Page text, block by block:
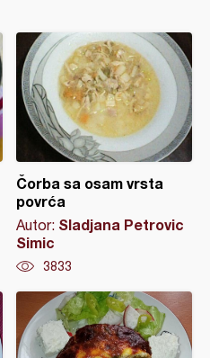
Čorba sa osam vrsta
povrća
Autor: Sladjana Petrovic
Simic
3833